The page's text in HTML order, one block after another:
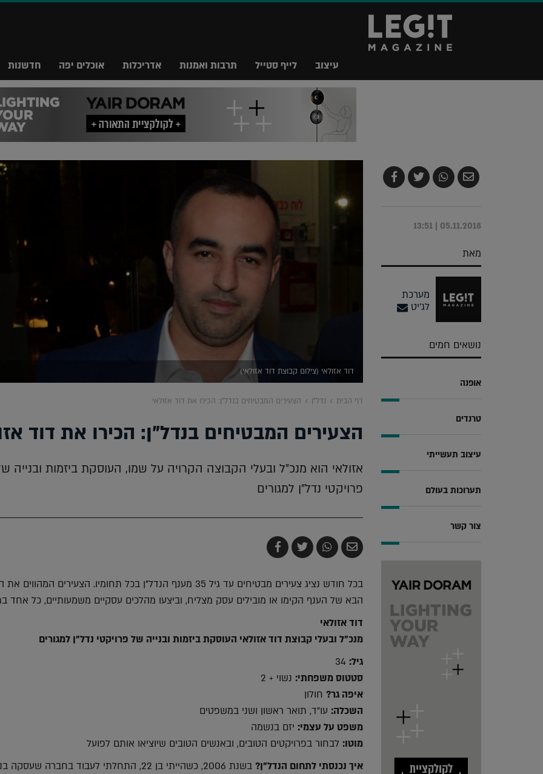
עיצוב לייף סטייל תרבות ואמנות אדריכלות אוכלים יפה חדשנות
דוד אזולאי (צילום קבוצת דוד אזולאי)
דף הבית נדל"ן הצעירים המבטיחים בנדל"ן: הכירו את דוד אזולאי
הצעירים המבטיחים בנדל"ן: הכירו את דוד
אזולאי הוא מנכ"ל ובעלי הקבוצה הקרויה על שמו, העוסקת ביזמות ובנייה
פרויקטי נדל"ן למגורים
שלח
בדואר
שתף
ב-
צייץ
ב-
שתף
ב-
בכל חודש נציג צעירים מבטיחים עד גיל 35 מענף הנדל"ן בכל תחומיו. הצעירים המהווים
הבא של הענף הקימו או מובילים עסק מצליח, וביצעו מהלכים עסקיים משמעותיים, כל אחד
דוד אזולאי
מנכ"ל ובעלי קבוצת דוד אזולאי העוסקת ביזמות ובנייה של פרויקטי נדל"ן למגורים
גיל:
סטטוס משפחתי: נשוי + 2
איפה גר? חולון
השכלה: עו"ד, תואר ראשון ושני במשפטים
משפט על עצמי: יזם בנשמה
מוטו: לבחור בפרויקטים הטובים, ובאנשים הטובים שיוציאו אותם לפועל
איך נכנסתי לתחום הנדל"ן?
בשנת 2006, כשהייתי בן 22, התחלתי לעבוד בחברה
שלח
בדואר
שתף
ב-
צייץ
ב-
שתף
ב-
Facebook
05.11.2018 | 13:51
מאת
מערכת
לג'יט
נושאים חמים
אופנה
טרנדים
עיצוב תעשייתי
תערוכות בעולם
צור קשר